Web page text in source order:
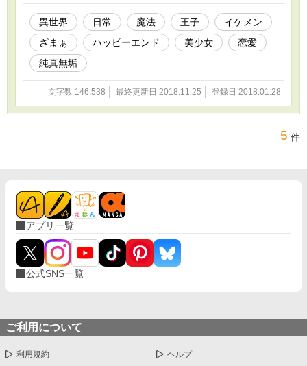
ない。 「王子殿下は私の事が嫌いな筈なのに…」 「王弟殿下も、
私のような冴えない娘にどうして？」 三年もの間、あらゆる努力
で自分を磨いてきたにも関わらず自信を持てないイリューリアは自
分の想いにすら自信をもてなくて…。
異世界 日常 魔法 王子
イケメン
ざまぁ
ハッピーエンド 美少女
恋愛
純真無垢
文字数 146,538 最終更新日 2018.11.25 登録日 2018.01.28
5 件
アプリ一覧
公式SNS一覧
ご利用について
利用規約 ヘルプ